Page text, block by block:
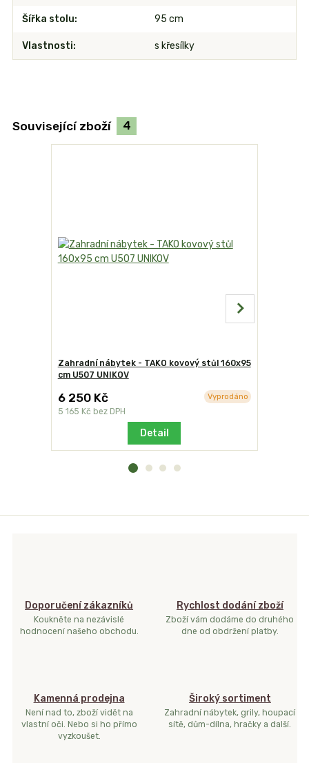
Šířka stolu 95 cm
Vlastnosti s křesílky
Související zboží 4
Zahradní nábytek - TAKO kovový stůl 160x95
cm U507 UNIKOV
6 250 Kč
5 165 Kč bez DPH
Vyprodáno
Detail
Doporučení zákazníků
Koukněte na nezávislé
hodnocení našeho obchodu.
Rychlost dodání zboží
Zboží vám dodáme do druhého
dne od obdržení platby.
Kamenná prodejna
Není nad to, zboží vidět na
vlastní oči. Nebo si ho přímo
vyzkoušet.
Široký sortiment
Zahradní nábytek, grily, houpací
sítě, dům-dílna, hračky a další.